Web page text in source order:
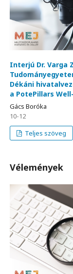
Interjú Dr. Varga
Dékáni
a PotePillars
Gács Boróka
10-12
Teljes szöveg
Vélemények